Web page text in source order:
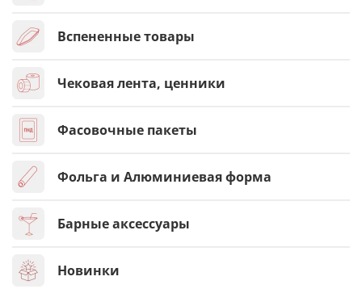
Вспененные товары
Чековая лента, ценники
Фасовочные пакеты
Фольга и Алюминиевая форма
Барные аксессуары
Новинки